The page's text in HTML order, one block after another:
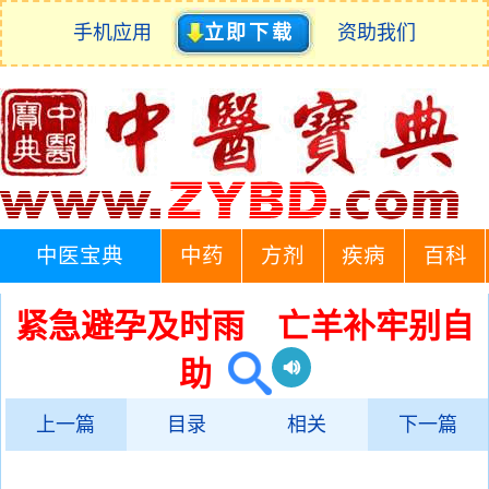
手机应用 立即下载 资助我们
中医宝典 中药 方剂 疾病 百科
紧急避孕及时雨 亡羊补牢别自
助
上一篇 目录 相关 下一篇